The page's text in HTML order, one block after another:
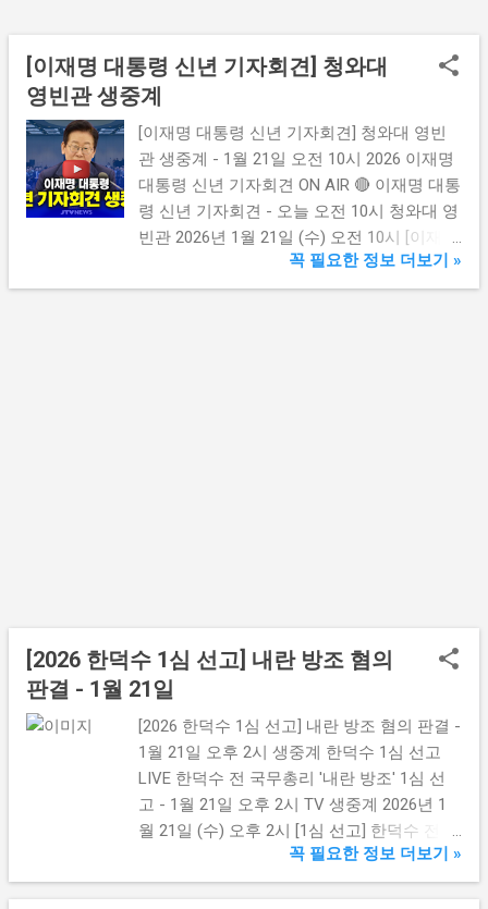
글[이재명 대통령 신년 기자회견] 청와대
영빈관 생중계
[이재명 대통령 신년 기자회견] 청와대 영빈
관 생중계 - 1월 21일 오전 10시 2026 이재명
대통령 신년 기자회견 ON AIR 🔴 이재명 대통
령 신년 기자회견 - 오늘 오전 10시 청와대 영
빈관 2026년 1월 21일 (수) 오전 10시 [이재명
대통령] 2026 신년 기자회견, 오늘 오전 10시
생중계 집무실 청와대 이전 후 첫 공식 회견 -
계 / 자유 질의응답 (160명 내외신 기자 참석)
📺 중계: 지상파 3사 및 뉴스 전문 채널 슬로
건: "함께 이루는 대전환, 모두 누리는 대도약"
이재명 대통령은 이번 회견을 통해 지난 국정
운영을 돌아보고, 2026년을 '대도약의 원
년'으로 삼아 민생 경제 회복과 사회 대개혁
을 위한 청사진을 ...
꼭 필요한 정보 더보기 »
[2026 한덕수 1심 선고] 내란 방조 혐의
판결 - 1월 21일
[2026 한덕수 1심 선고] 내란 방조 혐의 판결 -
1월 21일 오후 2시 생중계 한덕수 1심 선고
LIVE 한덕수 전 국무총리 '내란 방조' 1심 선
고 - 1월 21일 오후 2시 TV 생중계 2026년 1
월 21일 (수) 오후 2시 [1심 선고] 한덕수 전 국
무총리 '내란 방조' 첫 판결 징역 15년 구형 -
12·3 비상계엄 관련 첫 국무위원 선고 1월 21
꼭 필요한 정보 더보기 »